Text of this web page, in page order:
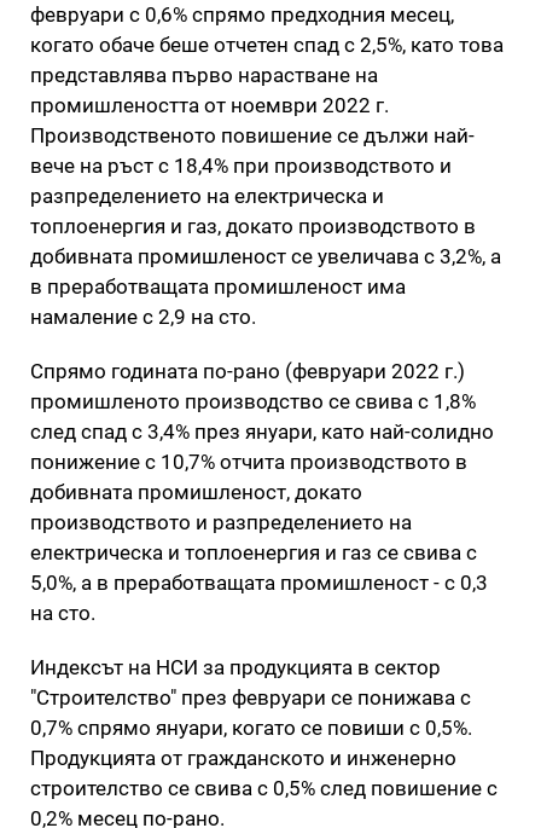
февруари с 0,6% спрямо предходния месец,
когато обаче беше отчетен спад с 2,5%, като това
представлява първо нарастване на
промишлеността от ноември 2022 г.
Производственото повишение се дължи най-
вече на ръст с 18,4% при производството и
разпределението на електрическа и
топлоенергия и газ, докато производството в
добивната промишленост се увеличава с 3,2%, а
в преработващата промишленост има
намаление с 2,9 на сто.
Спрямо годината по-рано (февруари 2022 г.)
промишленото производство се свива с 1,8%
след спад с 3,4% през януари, като най-солидно
понижение с 10,7% отчита производството в
добивната промишленост, докато
производството и разпределението на
електрическа и топлоенергия и газ се свива с
5,0%, а в преработващата промишленост - с 0,3
на сто.
Индексът на НСИ за продукцията в сектор
"Строителство" през февруари се понижава с
0,7% спрямо януари, когато се повиши с 0,5%.
Продукцията от гражданското и инженерно
строителство се свива с 0,5% след повишение с
0,2% месец по-рано.